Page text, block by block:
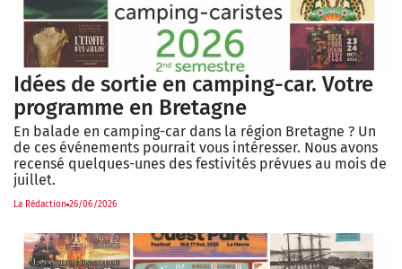
Idées de sortie en camping-car. Votre
programme en Bretagne
En balade en camping-car dans la région Bretagne ? Un
de ces événements pourrait vous intéresser. Nous avons
recensé quelques-unes des festivités prévues au mois de
juillet.
La Rédaction 26/06/2026